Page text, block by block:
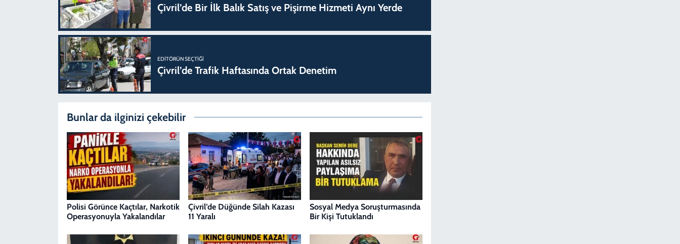
Çivril’de Bir İlk Balık Satış ve Pişirme Hizmeti Aynı Yerde
EDITÖRÜN SEÇTIĞI
Çivril’de Trafik Haftasında Ortak Denetim
Bunlar da ilginizi çekebilir
Polisi Görünce Kaçtılar, Narkotik
Operasyonuyla Yakalandılar
Çivril’de Düğünde Silah Kazası
11 Yaralı
Sosyal Medya Soruşturmasında
Bir Kişi Tutuklandı